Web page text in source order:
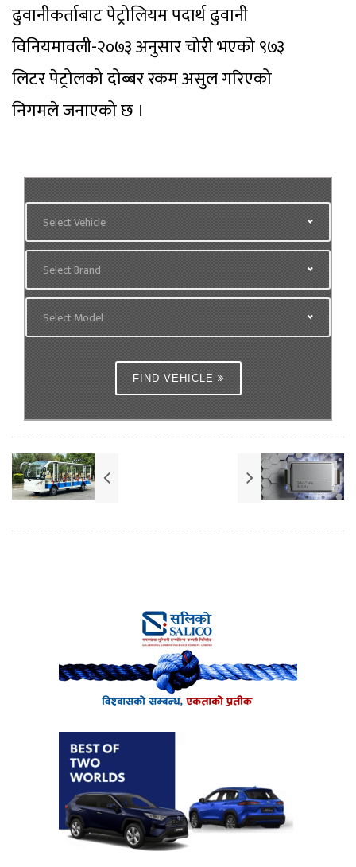
ढुवानीकर्ताबाट पेट्रोलियम पदार्थ ढुवानी
विनियमावली-२०७३ अनुसार चोरी भएको ९७३
लिटर पेट्रोलको दोब्बर रकम असुल गरिएको
निगमले जनाएको छ ।
Select Vehicle
Select Brand
Select Model
FIND VEHICLE